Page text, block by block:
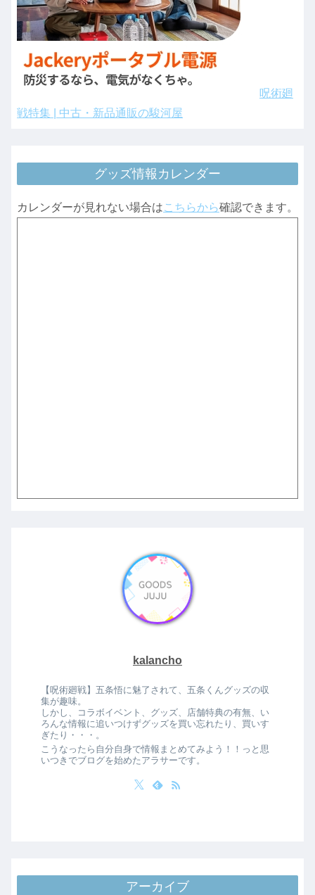
呪術廻
戦特集 | 中古・新品通販の駿河屋
グッズ情報カレンダー
カレンダーが見れない場合はこちらから確認できます。
kalancho
【呪術廻戦】五条悟に魅了されて、五条くんグッズの収
集が趣味。
しかし、コラボイベント、グッズ、店舗特典の有無、い
ろんな情報に追いつけずグッズを買い忘れたり、買いす
ぎたり・・・。
こうなったら自分自身で情報まとめてみよう！！っと思
いつきでブログを始めたアラサーです。
アーカイブ